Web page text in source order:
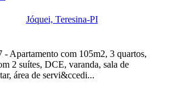
Jóquei, Teresina-PI
- Apartamento com 105m2, 3 quartos,
2 suítes, DCE, varanda, sala de
área de servi&ccedi...